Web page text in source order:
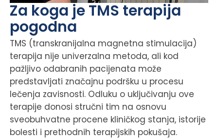
Za koga je TMS terapija
pogodna
TMS (transkranijalna magnetna stimulacija)
terapija nije univerzalna metoda, ali kod
pažljivo odabranih pacijenata može
predstavljati značajnu podršku u procesu
lečenja zavisnosti. Odluku o uključivanju ove
terapije donosi stručni tim na osnovu
sveobuhvatne procene kliničkog stanja, istorije
bolesti i prethodnih terapijskih pokušaja.